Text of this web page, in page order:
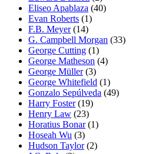
Eliseo Apablaza (40)
Evan Roberts (1)
F.B. Meyer(14)
G. Campbell Morgan (33)
George Cutting (1)
George Matheson (4)
George Müller(3)
George Whitefield (1)
Gonzalo Sepúlveda (49)
Harry Foster(19)
Henry Law (23)
Horatius Bonar(1)
Hoseah Wu (3)
Hudson Taylor(2)